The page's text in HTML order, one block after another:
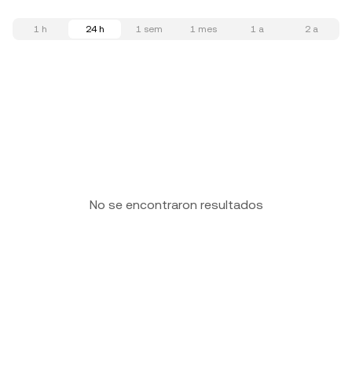
1 h 24 h 1 sem 1 mes 1 a 2 a
No se encontraron resultados